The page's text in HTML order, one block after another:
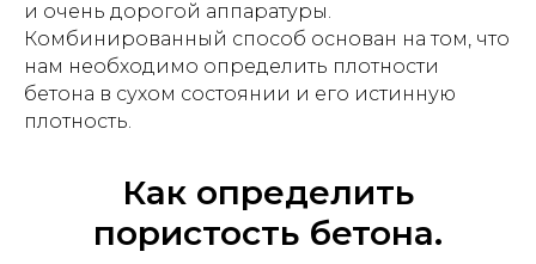
и очень дорогой аппаратуры.
Комбинированный способ основан на том, что
нам необходимо определить плотности
бетона в сухом состоянии и его истинную
плотность.
Как определить
пористость бетона.